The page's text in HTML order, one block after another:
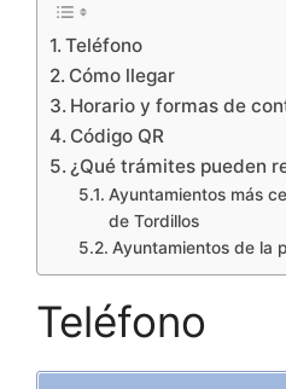
Teléfono
Cómo llegar
Horario y formas de
Código QR
¿Qué trámites pueden
Ayuntamientos más
de Tordillos
Ayuntamientos de la
Teléfono